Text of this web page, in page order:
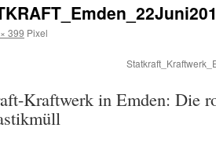
399 Pixel
Kraftwerk in Emden: Die